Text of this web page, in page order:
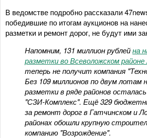
В ведомстве подробно рассказали
победившие по итогам аукционов на
разметки и ремонт дорог, не будут ими
Напомним, 131 миллион рублейна
разметки во Всеволожском
теперь не получит компания
Без 109 миллионов по двум лотам
разметки в ряде районов
"СЗИ-Комплекс". Ещё 329
за ремонт дорог в Гатчинском и
районах обошли крупную
компанию "Возрождение".